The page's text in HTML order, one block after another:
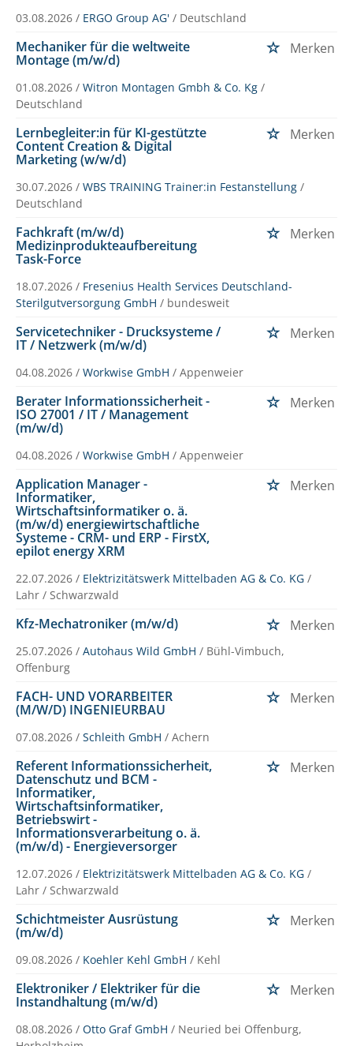
03.08.2026 / ERGO Group AG' / Deutschland
Mechaniker für die weltweite
Montage (m/w/d)
Merken
01.08.2026 / Witron Montagen Gmbh & Co. Kg /
Deutschland
Lernbegleiter:in für KI-gestützte
Content Creation & Digital
Marketing (w/w/d)
Merken
30.07.2026 / WBS TRAINING Trainer:in Festanstellung /
Deutschland
Fachkraft (m/w/d)
Medizinprodukteaufbereitung
Task-Force
Merken
18.07.2026 / Fresenius Health Services Deutschland-
Sterilgutversorgung GmbH / bundesweit
Servicetechniker - Drucksysteme /
IT / Netzwerk (m/w/d)
Merken
04.08.2026 / Workwise GmbH / Appenweier
Berater Informationssicherheit -
ISO 27001 / IT / Management
(m/w/d)
Merken
04.08.2026 / Workwise GmbH / Appenweier
Application Manager -
Informatiker,
Wirtschaftsinformatiker o. ä.
(m/w/d) energiewirtschaftliche
Systeme - CRM- und ERP - FirstX,
epilot energy XRM
Merken
22.07.2026 / Elektrizitätswerk Mittelbaden AG & Co. KG /
Lahr / Schwarzwald
Kfz-Mechatroniker (m/w/d) Merken
25.07.2026 / Autohaus Wild GmbH / Bühl-Vimbuch,
Offenburg
FACH- UND VORARBEITER
(M/W/D) INGENIEURBAU
Merken
07.08.2026 / Schleith GmbH / Achern
Referent Informationssicherheit,
Datenschutz und BCM -
Informatiker,
Wirtschaftsinformatiker,
Betriebswirt -
Informationsverarbeitung o. ä.
(m/w/d) - Energieversorger
Merken
12.07.2026 / Elektrizitätswerk Mittelbaden AG & Co. KG /
Lahr / Schwarzwald
Schichtmeister Ausrüstung
(m/w/d)
Merken
09.08.2026 / Koehler Kehl GmbH / Kehl
Elektroniker / Elektriker für die
Instandhaltung (m/w/d)
Merken
08.08.2026 / Otto Graf GmbH / Neuried bei Offenburg,